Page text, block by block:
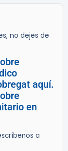
no dejes de
aquí.
en
a